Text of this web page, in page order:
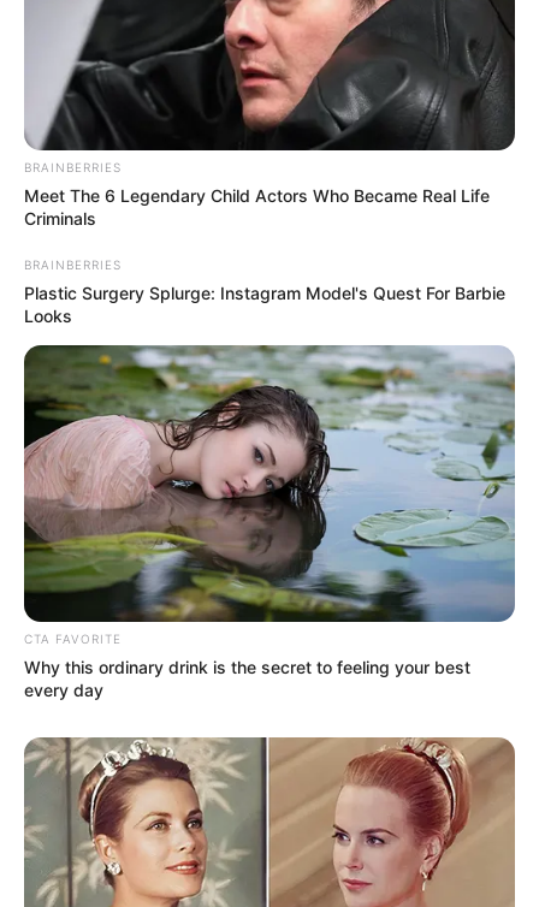
BRAINBERRIES
Meet The 6 Legendary Child Actors Who Became Real Life
Criminals
BRAINBERRIES
Plastic Surgery Splurge: Instagram Model's Quest For Barbie
Looks
CTA FAVORITE
Why this ordinary drink is the secret to feeling your best
every day